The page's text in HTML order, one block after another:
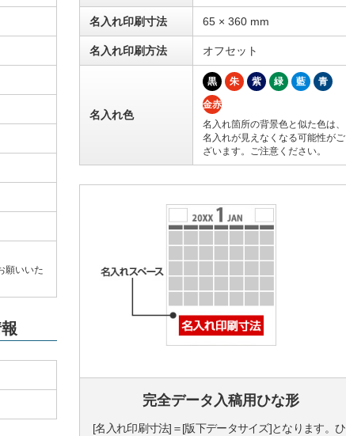
願いいた
名入れ印刷寸法 65 × 360 mm
名入れ印刷方法 オフセット
名入れ色
黒 朱 紫 緑 藍 青
金赤
名入れ箇所の背景色と似た色は、
名入れが見えなくなる可能性がご
ざいます。ご注意ください。
完全データ入稿用ひな形
[名入れ印刷寸法]＝[版下データサイズ]となります。ひ